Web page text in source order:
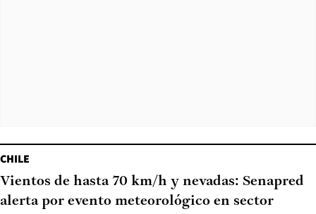
CHILE
Vientos de hasta 70 km/h y nevadas: Senapred
alerta por evento meteorológico en sector